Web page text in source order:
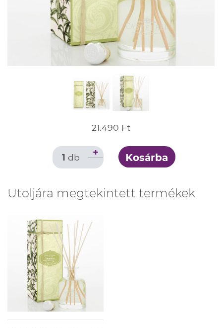
21.490 Ft
1 db + Kosárba
Utoljára megtekintett termékek